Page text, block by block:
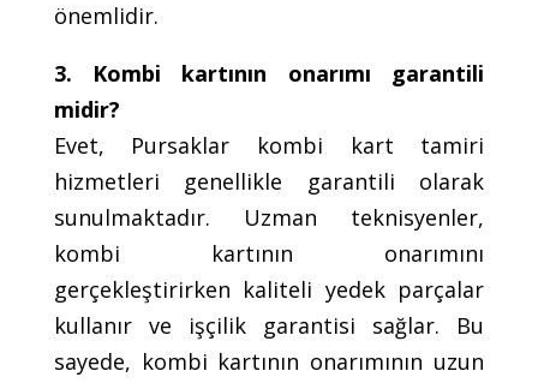
önemlidir.
3. Kombi kartının onarımı garantili
midir?
Evet, Pursaklar kombi kart tamiri
hizmetleri genellikle garantili olarak
sunulmaktadır. Uzman teknisyenler,
kombi kartının onarımını
gerçekleştirirken kaliteli yedek parçalar
kullanır ve işçilik garantisi sağlar. Bu
sayede, kombi kartının onarımının uzun